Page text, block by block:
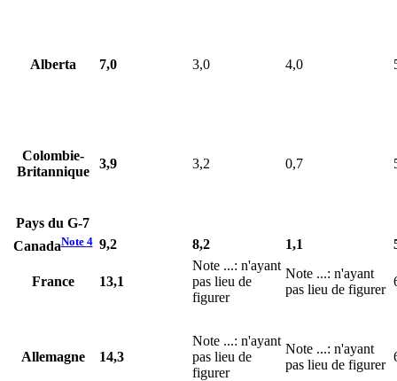
Alberta 7,0 3,0 4,0
Colombie-
Britannique
3,9 3,2 0,7
Pays du G-7
CanadaNote 4 9,2 8,2 1,1
France 13,1
Note ...: n'ayant
pas lieu de
figurer
Note ...: n'ayant
pas lieu de figurer
Allemagne 14,3
Note ...: n'ayant
pas lieu de
figurer
Note ...: n'ayant
pas lieu de figurer